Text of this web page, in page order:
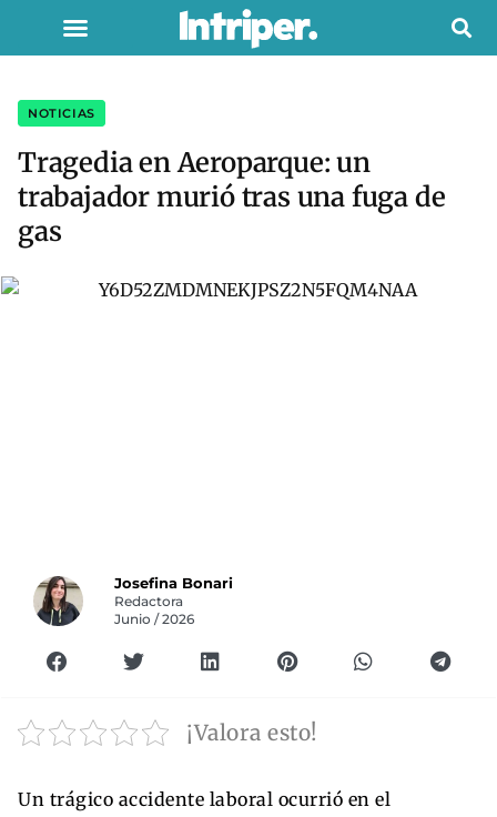
NOTICIAS
Tragedia en Aeroparque: un
trabajador murió tras una fuga de
gas
Josefina Bonari
Redactora
Junio / 2026
¡Valora esto!
Un trágico accidente laboral ocurrió en el